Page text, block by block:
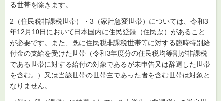
る世帯を除きます。
2（住民税非課税世帯）・3（家計急変世帯）については、令和3
年12月10日において日本国内に住民登録（住民票）があること
が必要です。また、既に住民税非課税世帯等に対する臨時特別給
付金の支給を受けた世帯（令和3年度分の住民税均等割が非課税
である世帯に対する給付の対象であるが未申告又は辞退した世帯
を含む。）又は当該世帯の世帯主であった者を含む世帯は対象と
なりません。